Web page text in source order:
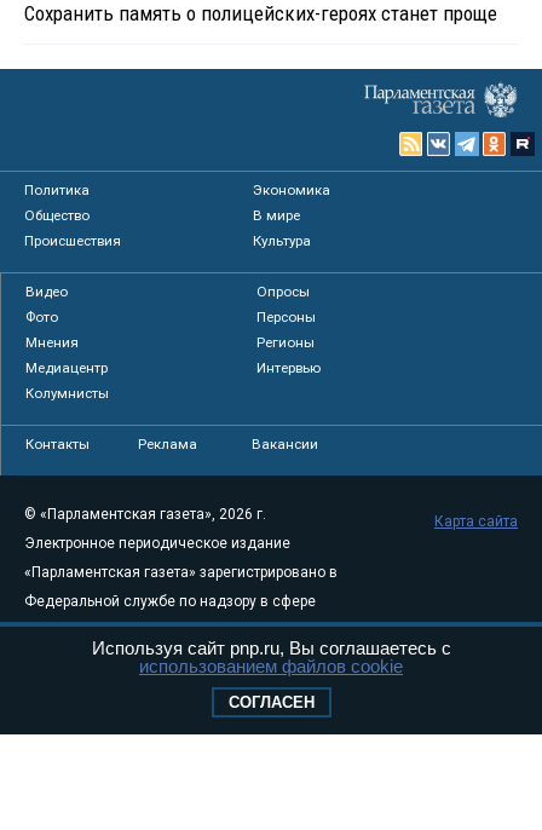
Сохранить память о полицейских-героях станет проще
Политика
Экономика
Общество
В мире
Происшествия
Культура
Видео
Опросы
Фото
Персоны
Мнения
Регионы
Медиацентр
Интервью
Колумнисты
Контакты Реклама Вакансии
© «Парламентская газета», 2026 г.
Электронное периодическое издание
«Парламентская газета» зарегистрировано в
Федеральной службе по надзору в сфере
связи, информационных технологий и
массовых коммуникаций (Роскомнадзор) 05
Свидетельство о регистрации Эл № ФС77-
Карта сайта
Используя сайт pnp.ru, Вы соглашаетесь с
использованием файлов cookie
СОГЛАСЕН